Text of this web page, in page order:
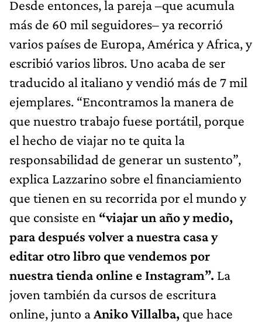
Desde entonces, la pareja –que acumula
más de 60 mil seguidores– ya recorrió
varios países de Europa, América y Africa, y
escribió varios libros. Uno acaba de ser
traducido al italiano y vendió más de 7 mil
ejemplares. “Encontramos la manera de
que nuestro trabajo fuese portátil, porque
el hecho de viajar no te quita la
responsabilidad de generar un sustento”,
explica Lazzarino sobre el financiamiento
que tienen en su recorrida por el mundo y
que consiste en “viajar un año y medio,
para después volver a nuestra casa y
editar otro libro que vendemos por
nuestra tienda online e Instagram”. La
joven también da cursos de escritura
online, junto aAniko Villalba, que hace